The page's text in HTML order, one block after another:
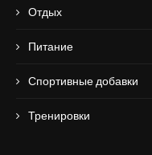
Отдых
Питание
Спортивные добавки
Тренировки